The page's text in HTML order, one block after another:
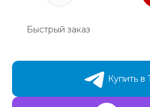
Быстрый заказ
Купить в